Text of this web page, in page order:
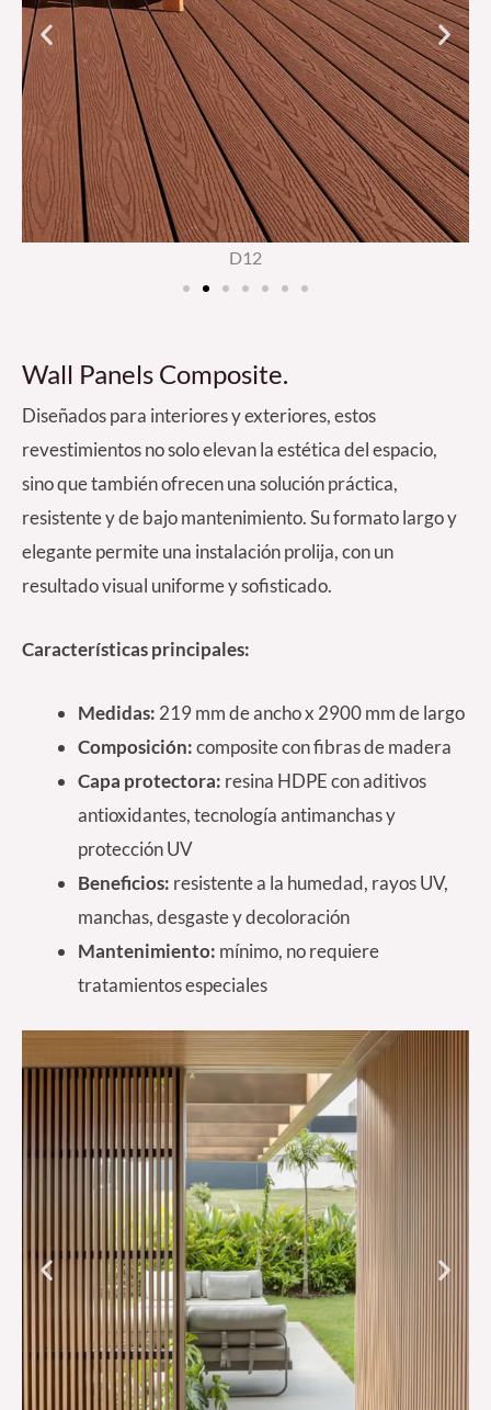
D12
Wall Panels Composite.
Diseñados para interiores y exteriores, estos
revestimientos no solo elevan la estética del espacio,
sino que también ofrecen una solución práctica,
resistente y de bajo mantenimiento. Su formato largo y
elegante permite una instalación prolija, con un
resultado visual uniforme y sofisticado.
Características principales:
Medidas: 219 mm de ancho x 2900 mm de largo
Composición:composite con fibras de madera
Capa protectora: resina HDPE con aditivos
antioxidantes, tecnología antimanchas y
protección UV
Beneficios: resistente a la humedad, rayos UV,
manchas, desgaste y decoloración
Mantenimiento: mínimo, no requiere
tratamientos especiales